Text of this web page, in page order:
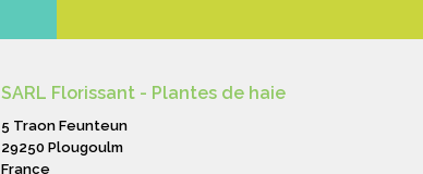
SARL Florissant - Plantes de haie
5 Traon Feunteun
29250 Plougoulm
France